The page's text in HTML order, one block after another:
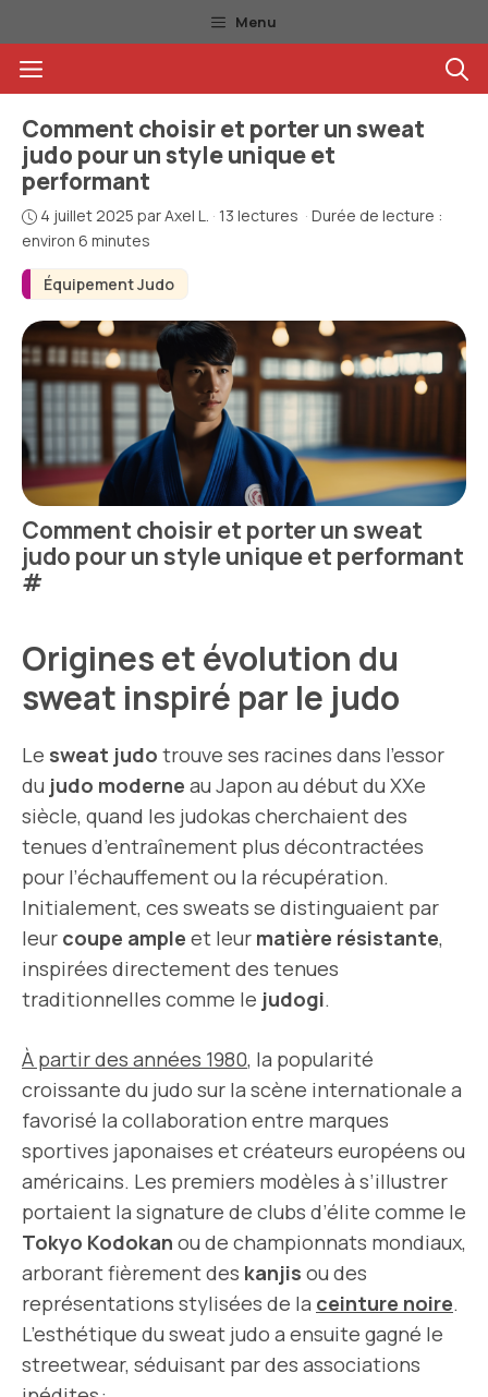
au
contenu
Menu
Menu
Équipement Judo
Comment choisir et porter un sweat
judo pour un style unique et
performant
4 juillet 2025 parAxel L. · 13 lectures · Durée de lecture :
environ 6 minutes
Comment choisir et porter un sweat
judo pour un style unique et performant
#
Origines et évolution du
sweat inspiré par le judo
Le sweat judo trouve ses racines dans l’essor
du judo moderne au Japon au début du XXe
siècle, quand les judokas cherchaient des
tenues d’entraînement plus décontractées
pour l’échauffement ou la récupération.
Initialement, ces sweats se distinguaient par
leur coupe ample et leur matière résistante,
inspirées directement des tenues
traditionnelles comme le judogi.
À partir des années 1980, la popularité
croissante du judo sur la scène internationale a
favorisé la collaboration entre marques
sportives japonaises et créateurs européens ou
américains. Les premiers modèles à s’illustrer
portaient la signature de clubs d’élite comme le
Tokyo Kodokan ou de championnats mondiaux,
arborant fièrement des kanjis ou des
représentations stylisées de la ceinture noire.
L’esthétique du sweat judo a ensuite gagné le
streetwear, séduisant par des associations